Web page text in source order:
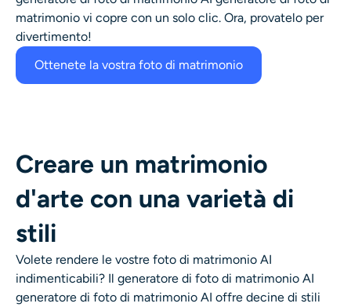
Effetti video
Potenziatore video
matrimonio vi copre con un solo clic. Ora, provatelo per
divertimento!
Ottenete la vostra foto di matrimonio
Creare un matrimonio
d'arte con una varietà di
stili
Volete rendere le vostre foto di matrimonio AI
indimenticabili? Il generatore di foto di matrimonio AI
generatore di foto di matrimonio AI offre decine di stili